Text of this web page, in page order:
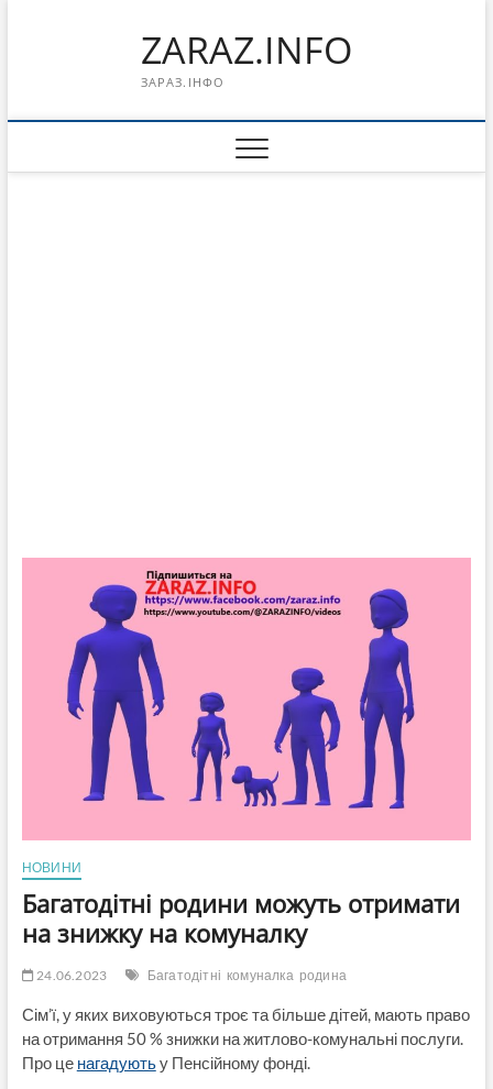
ZARAZ.INFO
ЗАРАЗ.ІНФО
НОВИНИ
Багатодітні родини можуть отримати
на знижку на комуналку
24.06.2023 Багатодітні комуналка родина
Сім’ї, у яких виховуються троє та більше дітей, мають право
на отримання 50 % знижки на житлово-комунальні послуги.
Про це нагадуютьу Пенсійному фонді.